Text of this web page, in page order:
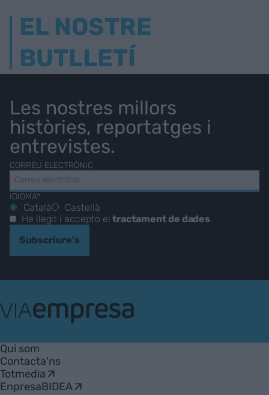
EL NOSTRE
BUTLLETÍ
Les nostres millors
històries, reportatges i
entrevistes.
CORREU ELECTRÒNIC
IDIOMA*
Català
Castellà
He llegit i accepto eltractament de dades
Subscriure's
Empresa
Qui som
Contacta'ns
Totmedia
EnpresaBIDEA